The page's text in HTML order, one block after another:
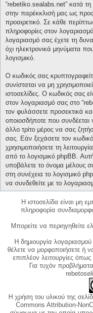
“rebetiko.sealabs.net” κατά τη
στην παρέκκλισή μας ως προς
προαιρετικό. Σε κάθε
πληροφορίες στον
λογαριασμό σας έχετε τη
όχι ηλεκτρονικά μηνύματα
λογισμικό.
Ο κωδικός σας
συνίσταται να μη
ιστοσελίδες. Ο κωδικός σας
στον λογαριασμό σας στο
τον φυλάσσετε προσεκτικά
οποιοσδήποτε που
άλλο τρίτο μέρος να σας
σας. Εάν ξεχάσετε τον
χρησιμοποιήσετε τη
από το λογισμικό phpBB.
υποβάλετε το όνομα μέλους
στη συνέχεια το λογισμικό
να συνδεθείτε με το
Η ιστοσελίδα είναι μη
πληροφορία
Μπορείτε να περιηγηθείτε
Η δημιουργία
θέλετε να μορφοποιήσετε ή
επιπλέον λειτουργίες
Για τυχόν προβλήματα
Η χρήση του υλικού της
Commons Attribution-